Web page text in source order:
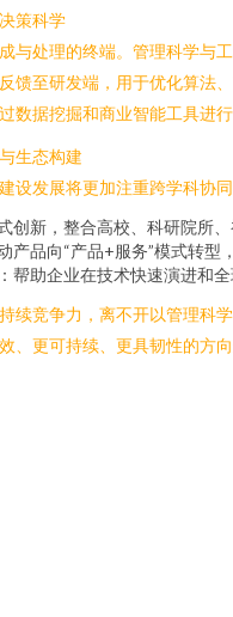
策科学
与处理的终端。管理科学与
馈至研发端，用于优化算法
数据挖掘和商业智能工具进
生态构建
设发展将更加注重跨学科协
创新，整合高校、科研院所
产品向“产品+服务”模式转
帮助企业在技术快速演进和
续竞争力，离不开以管理科
、更可持续、更具韧性的方向